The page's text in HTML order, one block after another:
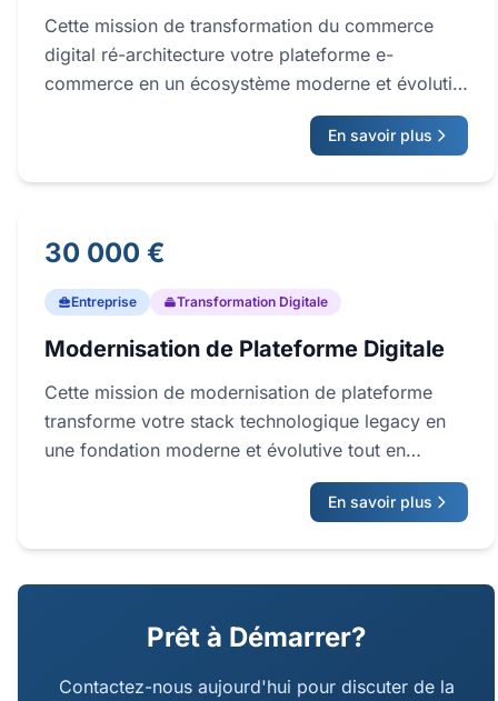
Cette mission de transformation du commerce
digital ré-architecture votre plateforme e-
commerce en un écosystème moderne et évolutif,
capable d'offrir des expériences client
supérieures et de soutenir une croissance
couche data et analytics sous-jacente. Le résultat
est un modèle technologique et opérationnel
cohérent, conçu pour accélérer la conversion,
réduire la dette technique et débloquer de
En savoir plus
30 000 €
Entreprise Transformation Digitale
Modernisation de Plateforme Digitale
Cette mission de modernisation de plateforme
transforme votre stack technologique legacy en
une fondation moderne et évolutive tout en
maintenant la continuité business. Nous évaluons
les charges actuelles, définissons une architecture
releases plus rapides, une meilleure sécurité et les
nouvelles capacités digitales requises sur les trois
à cinq prochaines années.
En savoir plus
Prêt à Démarrer?
Contactez-nous aujourd'hui pour discuter de la